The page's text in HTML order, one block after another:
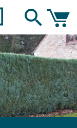
Min
Search